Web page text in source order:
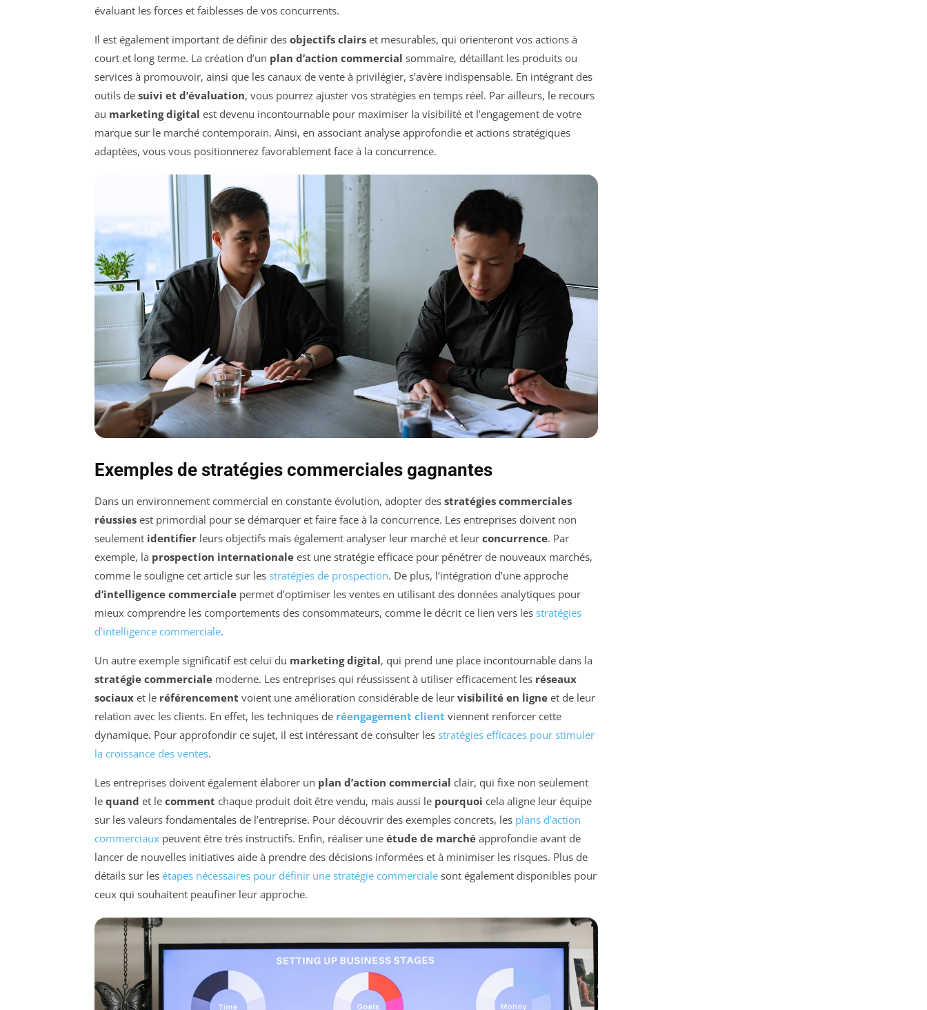
évaluant les forces et faiblesses de vos concurrents.
Il est également important de définir des objectifs clairs et mesurables, qui orienteront vos actions à
court et long terme. La création d’un plan d’action commercial sommaire, détaillant les produits ou
services à promouvoir, ainsi que les canaux de vente à privilégier, s’avère indispensable. En intégrant des
outils de suivi et d’évaluation, vous pourrez ajuster vos stratégies en temps réel. Par ailleurs, le recours
au marketing digital est devenu incontournable pour maximiser la visibilité et l’engagement de votre
marque sur le marché contemporain. Ainsi, en associant analyse approfondie et actions stratégiques
adaptées, vous vous positionnerez favorablement face à la concurrence.
Exemples de stratégies commerciales gagnantes
Dans un environnement commercial en constante évolution, adopter des stratégies commerciales
réussies est primordial pour se démarquer et faire face à la concurrence. Les entreprises doivent non
seulement identifier leurs objectifs mais également analyser leur marché et leur concurrence. Par
exemple, la prospection internationale est une stratégie efficace pour pénétrer de nouveaux marchés,
comme le souligne cet article sur les stratégies de prospection. De plus, l’intégration d’une approche
d’intelligence commerciale permet d’optimiser les ventes en utilisant des données analytiques pour
mieux comprendre les comportements des consommateurs, comme le décrit ce lien vers les stratégies
d’intelligence commerciale.
Un autre exemple significatif est celui du marketing digital, qui prend une place incontournable dans la
stratégie commerciale moderne. Les entreprises qui réussissent à utiliser efficacement les réseaux
sociaux et le référencement voient une amélioration considérable de leur visibilité en ligne et de leur
relation avec les clients. En effet, les techniques de réengagement client viennent renforcer cette
dynamique. Pour approfondir ce sujet, il est intéressant de consulter les stratégies efficaces pour stimuler
la croissance des ventes.
Les entreprises doivent également élaborer un plan d’action commercial clair, qui fixe non seulement
le quand et le comment chaque produit doit être vendu, mais aussi le pourquoi cela aligne leur équipe
sur les valeurs fondamentales de l’entreprise. Pour découvrir des exemples concrets, les plans d’action
commerciaux peuvent être très instructifs. Enfin, réaliser une étude de marché approfondie avant de
lancer de nouvelles initiatives aide à prendre des décisions informées et à minimiser les risques. Plus de
détails sur les étapes nécessaires pour définir une stratégie commerciale sont également disponibles pour
ceux qui souhaitent peaufiner leur approche.